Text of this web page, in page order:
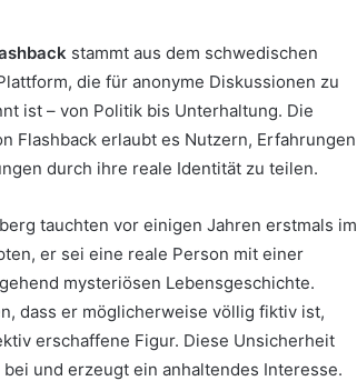
stammt aus dem schwedischen
die für anonyme Diskussionen zu
ist – von Politik bis Unterhaltung. Die
Flashback erlaubt es Nutzern, Erfahrungen
durch ihre reale Identität zu teilen.
tauchten vor einigen Jahren erstmals im
er sei eine reale Person mit einer
mysteriösen Lebensgeschichte.
dass er möglicherweise völlig fiktiv ist,
erschaffene Figur. Diese Unsicherheit
und erzeugt ein anhaltendes Interesse.